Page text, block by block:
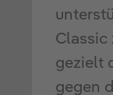
Classic
gezielt
gegen